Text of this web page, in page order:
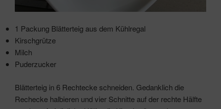
1 Packung Blätterteig aus dem Kühlregal
Kirschgrütze
Milch
Puderzucker
Blätterteig in 6 Rechtecke schneiden. Gedanklich die
Rechecke halbieren und vier Schnitte auf der rechte Hälfte